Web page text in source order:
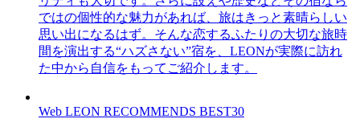
ではの個性的な魅力があれば、旅はきっと素晴らしい
思い出になるはず。そんな恋するふたりの大切な旅時
間を演出する“ハズさない”宿を、LEONが実際に訪れ
た中から自信をもってご紹介します。
Web LEON RECOMMENDS BEST30